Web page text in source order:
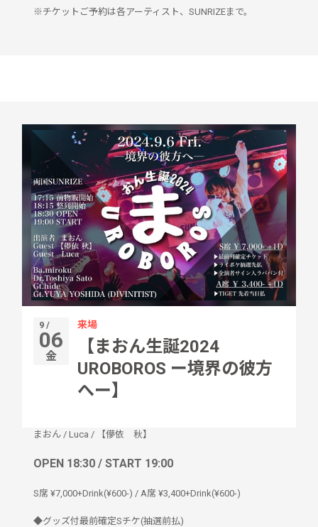
※チケットご予約は各アーティスト、SUNRIZEまで。
9 /
06
金
来場
【まおん生誕2024
UROBOROS ー境界の彼方
へー】
まおん / Luca / 【儚依 秋】
OPEN 18:30 / START 19:00
S席 ¥7,000+Drink(¥600-) / A席 ¥3,400+Drink(¥600-)
◆グッズ付最前確定Sチケ(抽選前払)